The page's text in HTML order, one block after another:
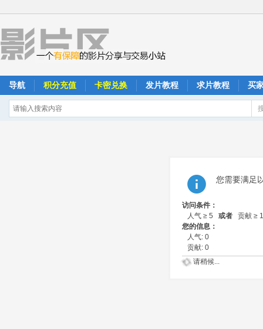
导航 积分充值 卡密兑换 发片教程 求片教程 买
您需要满足
访问条件：
人气 ≥ 5 或者 贡献 ≥ 1
您的信息：
人气: 0
贡献: 0
请稍候...